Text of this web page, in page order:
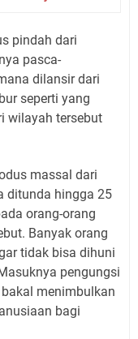
pindah dari
pasca-
dilansir dari
seperti yang
wilayah tersebut
massal dari
ditunda hingga 25
orang-orang
Banyak orang
tidak bisa dihuni
pengungsi
menimbulkan
bagi